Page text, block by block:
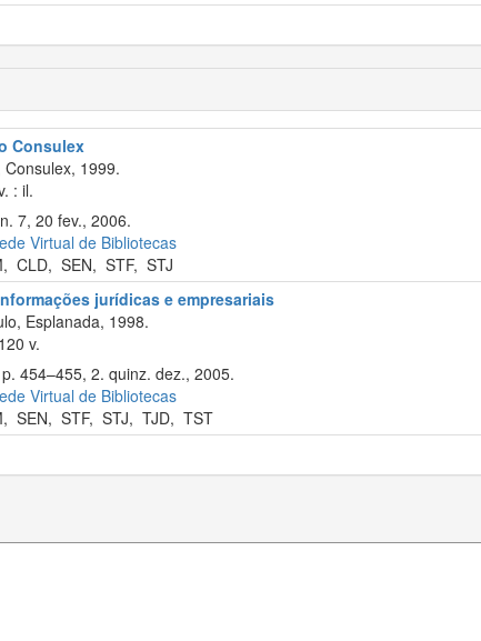
Consulex
1999.
: il.
7, 20 fev., 2006.
Virtual de Bibliotecas
, CLD, SEN, STF, STJ
jurídicas e empresariais
Esplanada, 1998.
v.
454–455, 2. quinz. dez., 2005.
Virtual de Bibliotecas
, SEN, STF, STJ, TJD, TST